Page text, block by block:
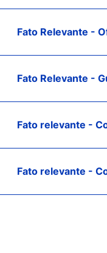
Fato Relevante -
Fato Relevante -
Fato relevante -
Fato relevante -